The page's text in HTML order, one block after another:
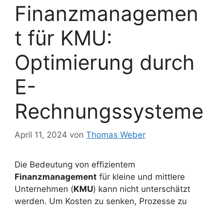
Finanzmanagemen
t für KMU:
Optimierung durch
E-
Rechnungssysteme
April 11, 2024 von Thomas Weber
Die Bedeutung von effizientem
Finanzmanagement für kleine und mittlere
Unternehmen (KMU) kann nicht unterschätzt
werden. Um Kosten zu senken, Prozesse zu